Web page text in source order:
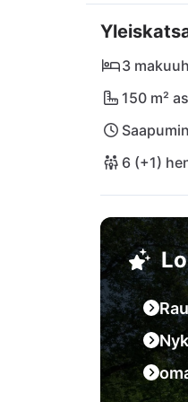
Lähistöllä
ravintola
istrilaisista
käyntikohde!
3
150 m²
6 (+1)